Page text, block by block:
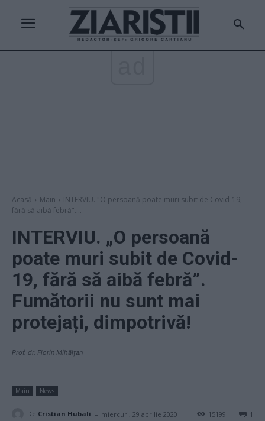
Acasă Main
INTERVIU. "O persoană poate muri subit de Covid-19,
fără să aibă febră"....
INTERVIU. „O persoană
poate muri subit de Covid-
19, fără să aibă febră”.
Fumătorii nu sunt mai
protejați, dimpotrivă!
Prof. dr. Florin Mihălțan
Main News
De Cristian Hubali - miercuri, 29 aprilie 2020 1
15199